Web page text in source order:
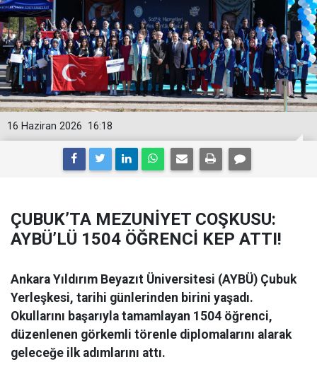
16:18
16 Haziran 2026
ÇUBUK’TA MEZUNİYET COŞKUSU:
AYBÜ’LÜ 1504 ÖĞRENCİ KEP ATTI!
Ankara Yıldırım Beyazıt Üniversitesi (AYBÜ) Çubuk
Yerleşkesi, tarihi günlerinden birini yaşadı.
Okullarını başarıyla tamamlayan 1504 öğrenci,
düzenlenen görkemli törenle diplomalarını alarak
geleceğe ilk adımlarını attı.